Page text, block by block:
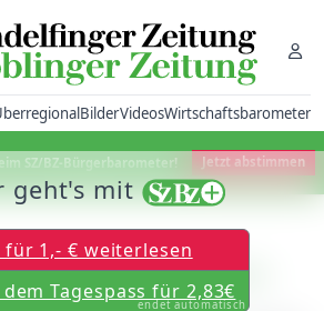
BilderVideosWirtschaftsbarometer
SZ/BZ-Bürgerbarometer! Jetzt abstimmen
setzt auf Innovation
geht's mit
für 1,- € weiterlesen
Tagespass für 2,83€
endet automatisch